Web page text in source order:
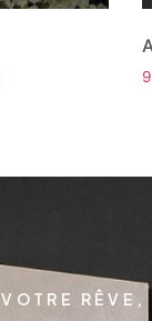
VOTRE RÊVE,